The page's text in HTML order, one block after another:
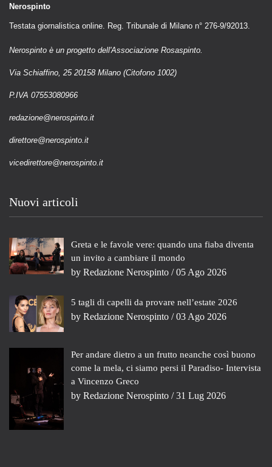
Nerospinto
Testata giornalistica online. Reg. Tribunale di Milano n° 276-9/92013.
Nerospinto è un progetto dell'Associazione Rosaspinto.
Via Schiaffino, 25 20158 Milano (Citofono 1002)
P.IVA 07553080966
redazione@nerospinto.it
direttore@nerospinto.it
vicedirettore@nerospinto.it
Nuovi articoli
Greta e le favole vere: quando una fiaba diventa
un invito a cambiare il mondo
by Redazione Nerospinto / 05 Ago 2026
5 tagli di capelli da provare nell’estate 2026
by Redazione Nerospinto / 03 Ago 2026
Per andare dietro a un frutto neanche così buono
come la mela, ci siamo persi il Paradiso- Intervista
a Vincenzo Greco
by Redazione Nerospinto / 31 Lug 2026